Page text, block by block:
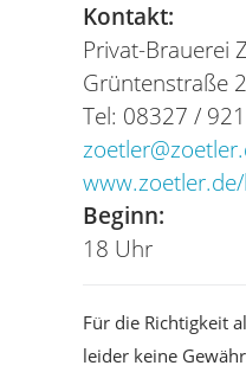
Kontakt:
Privat-Brauerei
Grüntenstraße
Tel: 08327 /
Beginn:
18 Uhr
Für die Richtigkeit
leider keine